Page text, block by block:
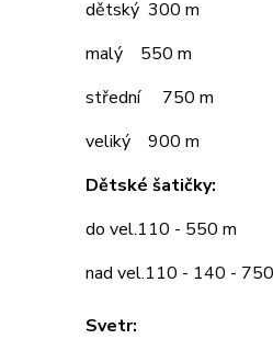
dětský 300 m
malý 550 m
střední 750 m
veliký 900 m
Dětské šatičky:
do vel.110 - 550 m
nad vel.110 - 140 -
Svetr: